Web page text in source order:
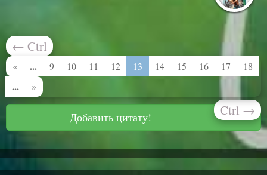
← Ctrl
« ... 9 10 11 12 13 14 15 16 17 18
... »
Ctrl →
Добавить цитату!